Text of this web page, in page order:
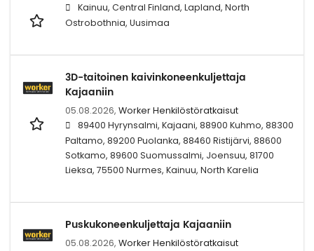
Kainuu, Central Finland, Lapland, North
Ostrobothnia, Uusimaa
3D-taitoinen kaivinkoneenkuljettaja
Kajaaniin
05.08.2026, Worker Henkilöstöratkaisut
89400 Hyrynsalmi, Kajaani, 88900 Kuhmo, 88300
Paltamo, 89200 Puolanka, 88460 Ristijärvi, 88600
Sotkamo, 89600 Suomussalmi, Joensuu, 81700
Lieksa, 75500 Nurmes, Kainuu, North Karelia
Puskukoneenkuljettaja Kajaaniin
05.08.2026, Worker Henkilöstöratkaisut